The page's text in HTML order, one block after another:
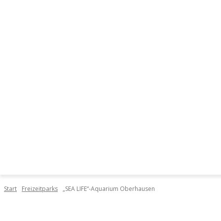
Start Freizeitparks „SEA LIFE“-Aquarium Oberhausen